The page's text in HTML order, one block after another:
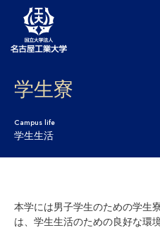
大学案内
学部・大学院・センター
研究・産学官連携
学生寮
Campus life
学生生活
本学には男子学生のための学生
は、学生生活のための良好な環